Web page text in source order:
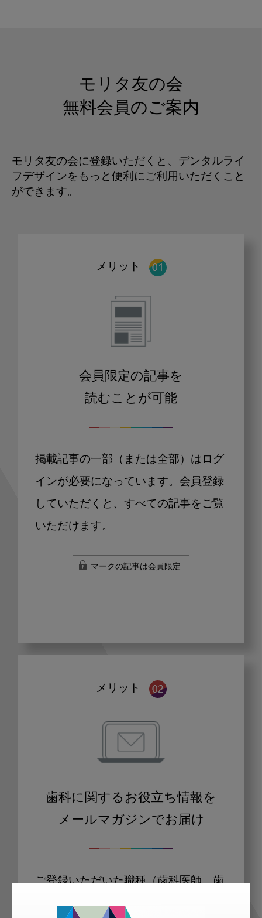
モリタ友の会
無料会員のご案内
モリタ友の会に登録いただくと、デンタルライ
フデザインをもっと便利にご利用いただくこと
ができます。
メリット
会員限定の記事を
読むことが可能
掲載記事の一部（または全部）はログ
インが必要になっています。会員登録
していただくと、すべての記事をご覧
いただけます。
マークの記事は会員限定
メリット
歯科に関するお役立ち情報を
メールマガジンでお届け
ご登録いただいた職種（歯科医師、歯